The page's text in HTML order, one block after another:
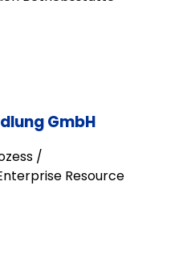
GmbH
/
Resource